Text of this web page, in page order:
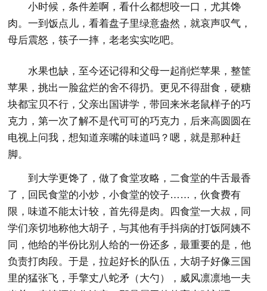
小时候，条件差啊，看什么都想咬一口，尤其馋
肉。一到饭点儿，看着盘子里绿意盎然，就哀声叹气，
母后震怒，筷子一摔，老老实实吃吧。
水果也缺，至今还记得和父母一起削烂苹果，整筐
苹果，挑出一脸盆烂的舍不得扔。更见不得甜食，硬糖
块都宝贝不行，父亲出国讲学，带回来米老鼠样子的巧
克力，第一次了解不是代可可的巧克力，后来高圆圆在
电视上问我，想知道亲嘴的味道吗？嗯，就是那种赶
脚。
到大学更馋了，做了食堂攻略，二食堂的牛舌最香
了，回民食堂的小炒，小食堂的饺子……，伙食费有
限，味道不能太计较，首先得是肉。四食堂一大叔，同
学们亲切地称他大胡子，与其他有手抖病的打饭阿姨不
同，他给的半份比别人给的一份还多，最重要的是，他
负责打肉段。于是，拉起好长的队伍，大胡子好像三国
里的猛张飞，手擎丈八蛇矛（大勺），威风凛凛地一夫